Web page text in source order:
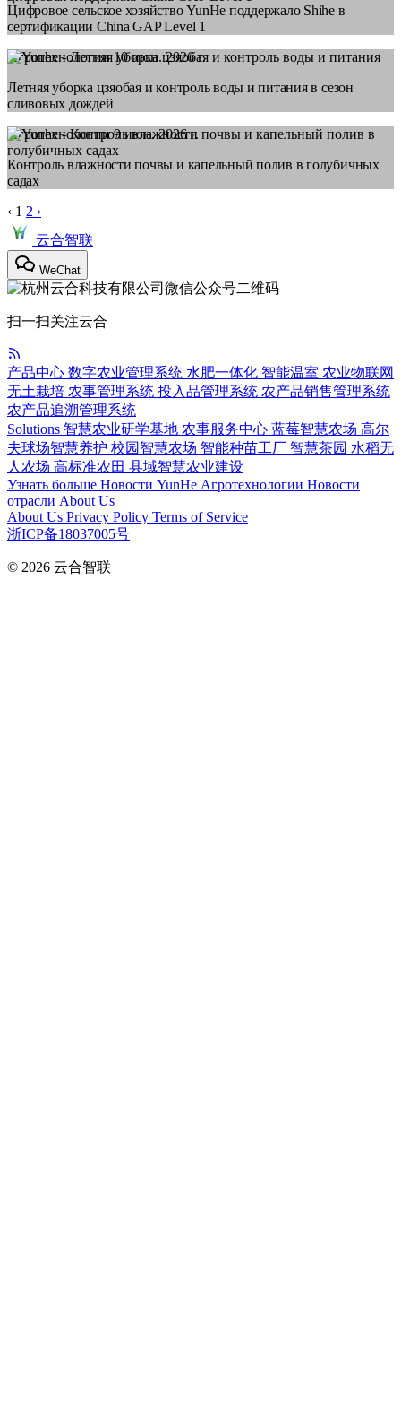
Цифровое сельское хозяйство YunHe поддержало Shihe в
сертификации China GAP Level 1
Агротехнологии 10 июн. 2026 г.
Летняя уборка цзяобая и контроль воды и питания в сезон
сливовых дождей
Агротехнологии 9 июн. 2026 г.
Контроль влажности почвы и капельный полив в голубичных
садах
‹ 1 2 ›
云合智联
WeChat
扫一扫关注云合
产品中心 数字农业管理系统 水肥一体化 智能温室 农业物联网
无土栽培 农事管理系统 投入品管理系统 农产品销售管理系统
农产品追溯管理系统
Solutions 智慧农业研学基地 农事服务中心 蓝莓智慧农场 高尔
夫球场智慧养护 校园智慧农场 智能种苗工厂 智慧茶园 水稻无
人农场 高标准农田 县域智慧农业建设
Узнать больше Новости YunHe Агротехнологии Новости
отрасли About Us
About Us Privacy Policy Terms of Service
浙ICP备18037005号
© 2026 云合智联